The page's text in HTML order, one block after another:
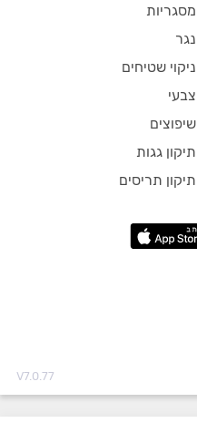
מסגריות
נגר
ניקוי שטיחים
צבעי
שיפוצים
תיקון גגות
תיקון תריסים
V7.0.77